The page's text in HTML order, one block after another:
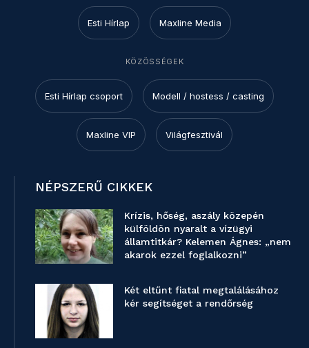
Esti Hírlap Maxline Media
KÖZÖSSÉGEK
Esti Hírlap csoport Modell / hostess / casting
Maxline VIP Világfesztivál
NÉPSZERŰ CIKKEK
Krízis, hőség, aszály közepén
külföldön nyaralt a vízügyi
államtitkár? Kelemen Ágnes: „nem
akarok ezzel foglalkozni”
Két eltűnt fiatal megtalálásához
kér segítséget a rendőrség